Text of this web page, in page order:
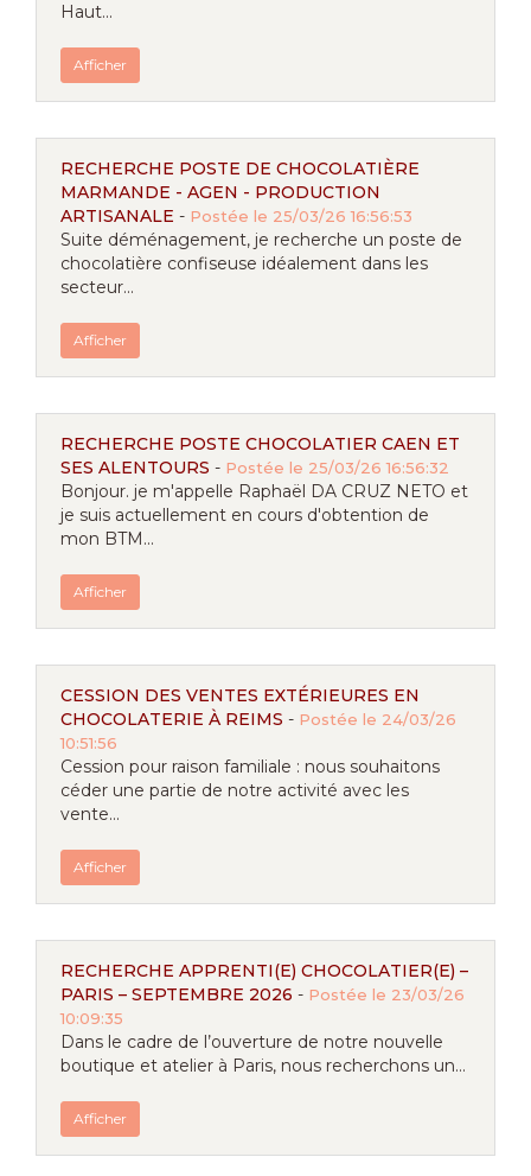
Haut...
Afficher
RECHERCHE POSTE DE CHOCOLATIÈRE
MARMANDE - AGEN - PRODUCTION
ARTISANALE - Postée le 25/03/26 16:56:53
Suite déménagement, je recherche un poste de
chocolatière confiseuse idéalement dans les
secteur...
Afficher
RECHERCHE POSTE CHOCOLATIER CAEN ET
SES ALENTOURS - Postée le 25/03/26 16:56:32
Bonjour. je m'appelle Raphaël DA CRUZ NETO et
je suis actuellement en cours d'obtention de
mon BTM...
Afficher
CESSION DES VENTES EXTÉRIEURES EN
CHOCOLATERIE À REIMS - Postée le 24/03/26
10:51:56
Cession pour raison familiale : nous souhaitons
céder une partie de notre activité avec les
vente...
Afficher
RECHERCHE APPRENTI(E) CHOCOLATIER(E) –
PARIS – SEPTEMBRE 2026 - Postée le 23/03/26
10:09:35
Dans le cadre de l’ouverture de notre nouvelle
boutique et atelier à Paris, nous recherchons un...
Afficher